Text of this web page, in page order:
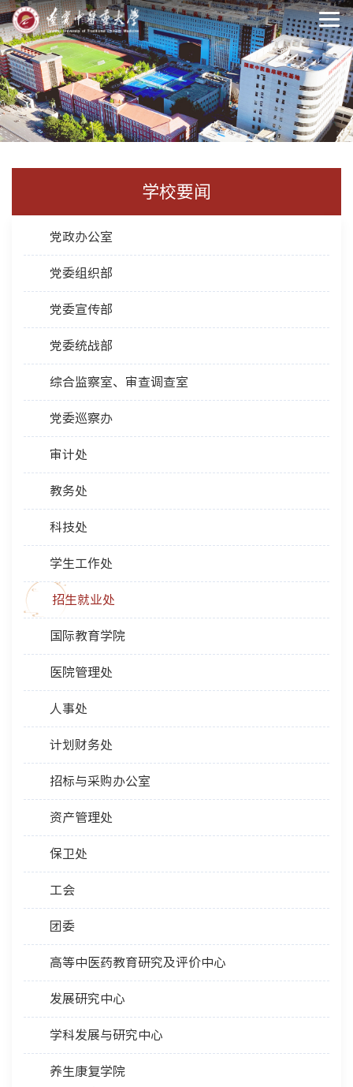
学校要闻
党政办公室
党委组织部
党委宣传部
党委统战部
综合监察室、审查调查室
党委巡察办
审计处
教务处
科技处
学生工作处
招生就业处
国际教育学院
医院管理处
人事处
计划财务处
招标与采购办公室
资产管理处
保卫处
工会
团委
高等中医药教育研究及评价中心
发展研究中心
学科发展与研究中心
养生康复学院